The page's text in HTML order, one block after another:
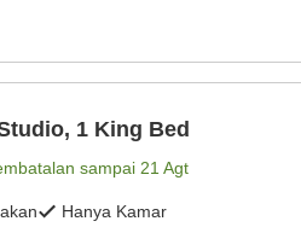
1 King Bed
sampai 21 Agt
Hanya Kamar